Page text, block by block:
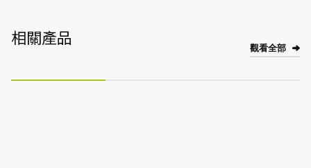
相關產品 觀看全部